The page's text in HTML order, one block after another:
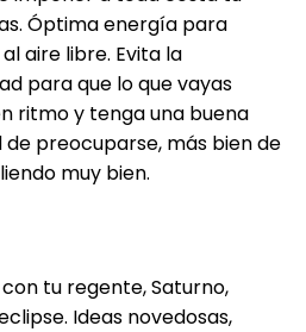
Óptima energía para
aire libre. Evita la
para que lo que vayas
ritmo y tenga una buena
de preocuparse, más bien de
muy bien.
tu regente, Saturno,
Ideas novedosas,